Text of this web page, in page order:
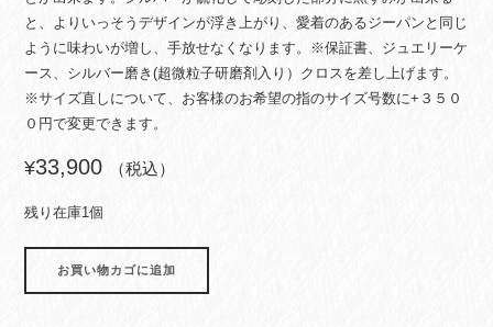
と、よりいっそうデザインが浮き上がり、愛着のあるジーパンと同じ
ように味わいが増し、手放せなくなります。※保証書、ジュエリーケ
ース、シルバー磨き(超微粒子研磨剤入り）クロスを差し上げます。
※サイズ直しについて、お客様のお希望の指のサイズ号数に+３５０
０円で変更できます。
¥33,900 （税込）
残り在庫1個
お買い物カゴに追加